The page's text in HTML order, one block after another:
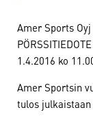
Amer Sports Oyj
PÖRSSITIEDOTE
1.4.2016 ko
Amer Sportsin
tulos julkaistaan